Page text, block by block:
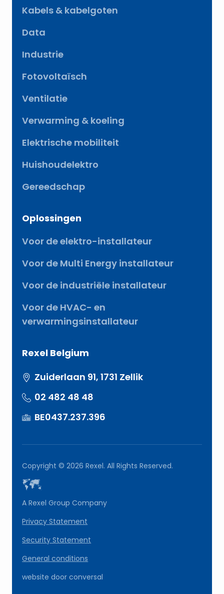
Kabels & kabelgoten
Data
Industrie
Fotovoltaïsch
Ventilatie
Verwarming & koeling
Elektrische mobiliteit
Huishoudelektro
Gereedschap
Oplossingen
Voor de elektro-installateur
Voor de Multi Energy installateur
Voor de industriële installateur
Voor de HVAC- en
verwarmingsinstallateur
Rexel Belgium
Zuiderlaan 91, 1731 Zellik
02 482 48 48
BE0437.237.396
Copyright © 2026 Rexel. All Rights Reserved.
A Rexel Group Company
Privacy Statement
Security Statement
General conditions
website doorconversal